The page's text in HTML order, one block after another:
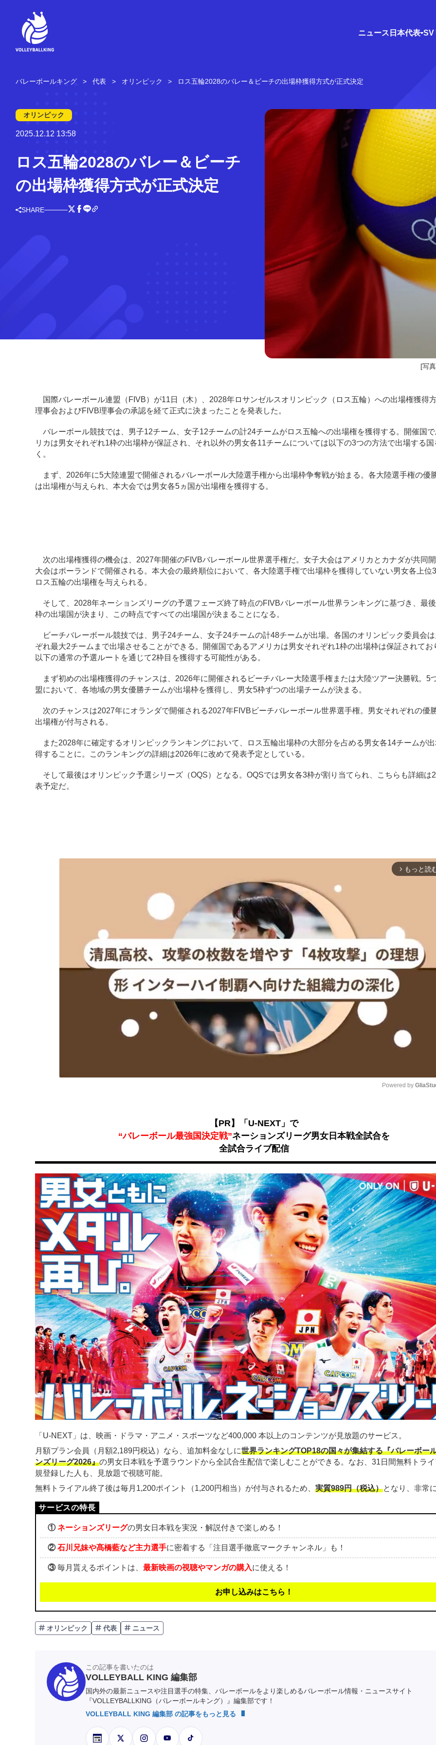
ニュース 日本代表 SV
バレーボールキング 代表 オリンピック ロス五輪2028のバレー＆ビーチの出場枠獲得方式が正式決定
オリンピック
2025.12.12 13:58
ロス五輪2028のバレー＆ビーチ
の出場枠獲得方式が正式決定
SHARE
[写
国際バレーボール連盟（FIVB）が11日（木）、2028年ロサンゼルスオリンピック（ロス五輪）への出場権獲得
理事会およびFIVB理事会の承認を経て正式に決まったことを発表した。
バレーボール競技では、男子12チーム、女子12チームの計24チームがロス五輪への出場権を獲得する。開催国
リカは男女それぞれ1枠の出場枠が保証され、それ以外の男女各11チームについては以下の3つの方法で出場する
く。
まず、2026年に5大陸連盟で開催されるバレーボール大陸選手権から出場枠争奪戦が始まる。各大陸選手権の優
は出場権が与えられ、本大会では男女各5ヵ国が出場権を獲得する。
次の出場権獲得の機会は、2027年開催のFIVBバレーボール世界選手権だ。女子大会はアメリカとカナダが共同
大会はポーランドで開催される。本大会の最終順位において、各大陸選手権で出場枠を獲得していない男女各上位
ロス五輪の出場権を与えられる。
そして、2028年ネーションズリーグの予選フェーズ終了時点のFIVBバレーボール世界ランキングに基づき、最
枠の出場国が決まり、この時点ですべての出場国が決まることになる。
ビーチバレーボール競技では、男子24チーム、女子24チームの計48チームが出場。各国のオリンピック委員会
ぞれ最大2チームまで出場させることができる。開催国であるアメリカは男女それぞれ1枠の出場枠は保証されてお
以下の通常の予選ルートを通じて2枠目を獲得する可能性がある。
まず初めの出場権獲得のチャンスは、2026年に開催されるビーチバレー大陸選手権または大陸ツアー決勝戦。5
盟において、各地域の男女優勝チームが出場枠を獲得し、男女5枠ずつの出場チームが決まる。
次のチャンスは2027年にオランダで開催される2027年FIVBビーチバレーボール世界選手権。男女それぞれの優
出場権が付与される。
また2028年に確定するオリンピックランキングにおいて、ロス五輪出場枠の大部分を占める男女各14チームが
得することに。このランキングの詳細は2026年に改めて発表予定としている。
そして最後はオリンピック予選シリーズ（OQS）となる。OQSでは男女各3枠が割り当てられ、こちらも詳細は
表予定だ。
arrow_forward_ios もっと読
Powered by
【PR】「U-NEXT」で
“バレーボール最強国決定戦”ネーションズリーグ男女日本戦全試合を
全試合ライブ配信
「U-NEXT」は、映画・ドラマ・アニメ・スポーツなど400,000 本以上のコンテンツが見放題のサービス。
月額プラン会員（月額2,189円税込）なら、追加料金なしに世界ランキングTOP18の国々が集結する『バレーボー
ンズリーグ2026』の男女日本戦を予選ラウンドから全試合生配信で楽しむことができる。なお、31日間無料トラ
規登録した人も、見放題で視聴可能。
無料トライアル終了後は毎月1,200ポイント（1,200円相当）が付与されるため、 実質989円（税込）となり、非常
① ネーションズリーグの男女日本戦を実況・解説付きで楽しめる！
② 石川兄妹や髙橋藍など主力選手に密着する「注目選手徹底マークチャンネル」も！
③毎月貰えるポイントは、 最新映画の視聴やマンガの購入に使える！
お申し込みはこちら！
オリンピック 代表 ニュース
この記事を書いたのは
VOLLEYBALL KING 編集部
国内外の最新ニュースや注目選手の特集、バレーボールをより楽しめるバレーボール情報・ニュースサイト
『VOLLEYBALLKING（バレーボールキング）』編集部です！
VOLLEYBALL KING 編集部 の記事をもっと見る